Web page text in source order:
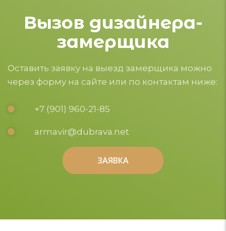
Вызов дизайнера-
замерщика
Оставить заявку на выезд замерщика можно
через форму на сайте или по контактам ниже:
+7 (901) 960-21-85
armavir@dubrava.net
ЗАЯВКА
ЗАЯВКА